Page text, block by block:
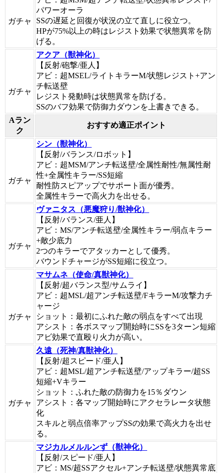
ガチャ
パワーオーラ
SSの遅延と回復が状況の立て直しに役立つ。
HPが75%以上の時はレジスト効果で状態異常を防
げる。
ガチャ
アクア（獣神化）
【反射/砲撃/亜人】
アビ：超MSEL/ライトキラーM/状態レジスト+アン
チ転送壁
レジスト発動時は状態異常を防げる。
SSのバフ効果で防御力ダウンを上書きできる。
Aラン
ク
おすすめ適正ポイント
ガチャ
シン（獣神化）
【反射/バランス/ロボット】
アビ：超MSM/アンチ転送壁/全属性耐性/無属性耐
性+全属性キラー/SS短縮
耐性防スピアップでサポート面が優秀。
全属性キラーで高火力を出せる。
ガチャ
ヴァニタス（悪魔狩り/獣神化）
【反射/バランス/亜人】
アビ：MS/アンチ転送壁/全属性キラー/弱点キラー
+敵少底力
2つのキラーでアタッカーとして優秀。
バウンドチャージがSS短縮に役立つ。
ガチャ
マサムネ（使命/真獣神化）
【反射/超バランス型/サムライ】
アビ：超MSL/超アンチ転送壁/FキラーM/攻撃力チ
ャージ
ショット：最初にふれた敵の弱点をすべて出現
アシスト：各ボスマップ開始時にSSを3ターン短縮
アビ効果で直殴り火力が高い。
ガチャ
久遠（死神/真獣神化）
【反射/超スピード/亜人】
アビ：超MSL/超アンチ転送壁/アップキラー/超SS
短縮+Vキラー
ショット：ふれた敵の防御力を15％ダウン
アシスト：各マップ開始時にアクセラレータ状態
化
スキルと弱点倍率アップSSの効果で高火力を出せ
る。
マジカルメルルンず（獣神化）
【反射/スピード/亜人】
アビ：MS/超SSアクセル+アンチ転送壁/状態異常底